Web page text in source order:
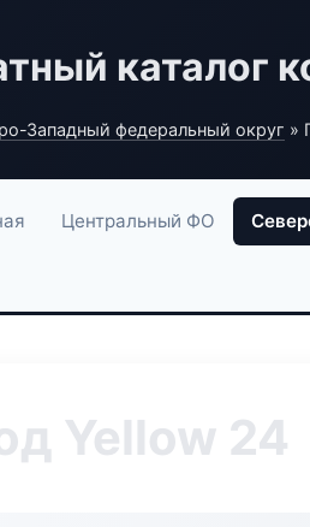
каталог
Западный федеральный округ »
Центральный ФО
Yellow 24